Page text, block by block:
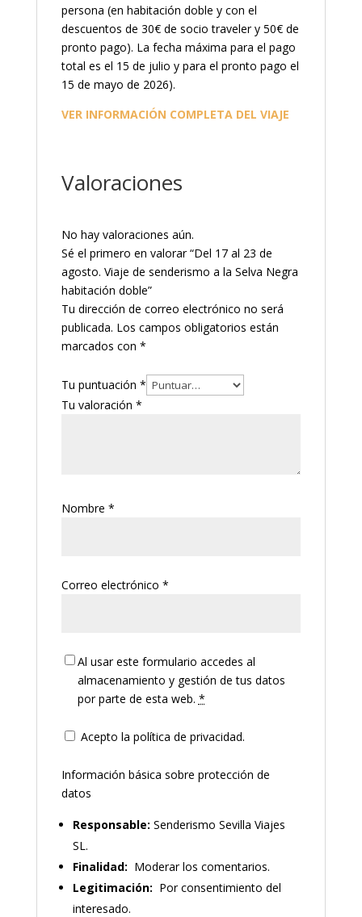
persona (en habitación doble y con el
descuentos de 30€ de socio traveler y 50€ de
pronto pago). La fecha máxima para el pago
total es el 15 de julio y para el pronto pago el
15 de mayo de 2026).
VER INFORMACIÓN COMPLETA DEL VIAJE
Valoraciones
No hay valoraciones aún.
Sé el primero en valorar “Del 17 al 23 de
agosto. Viaje de senderismo a la Selva Negra
habitación doble”
Tu dirección de correo electrónico no será
publicada. Los campos obligatorios están
marcados con *
Tu puntuación *
Tu valoración *
Nombre *
Correo electrónico *
Al usar este formulario accedes al
almacenamiento y gestión de tus datos
por parte de esta web. *
Acepto la política de privacidad.
Información básica sobre protección de
datos
Responsable: Senderismo Sevilla Viajes
SL.
Finalidad: Moderar los comentarios.
Legitimación: Por consentimiento del
interesado.